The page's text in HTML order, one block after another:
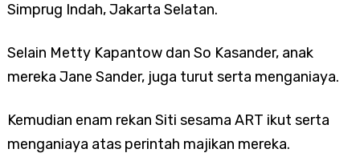
Simprug Indah, Jakarta Selatan.
Selain Metty Kapantow dan So Kasander, anak
mereka Jane Sander, juga turut serta menganiaya.
Kemudian enam rekan Siti sesama ART ikut serta
menganiaya atas perintah majikan mereka.